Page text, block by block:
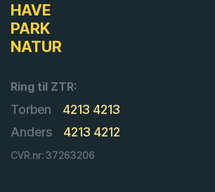
HAVE
PARK
NATUR
Ring til ZTR:
Torben
4213 4213
Anders
4213 4212
CVR.nr: 37263206